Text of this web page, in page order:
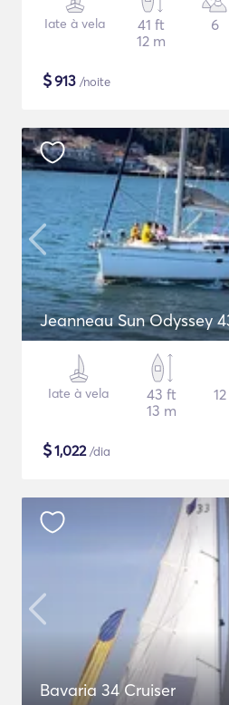
Iate à vela
41 ft
12 m
6
$913 /noite
Jeanneau Sun Odyssey
Iate à vela
43 ft
13 m
$1,022/dia
Bavaria 34 Cruiser